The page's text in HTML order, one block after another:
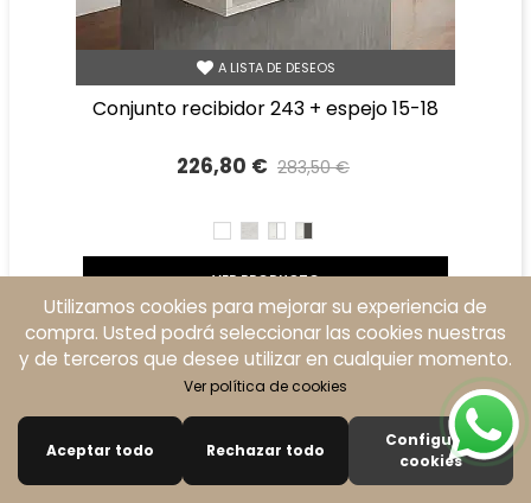
A LISTA DE DESEOS
conjunto recibidor 243 + espejo 15-18
226,80 € 283,50 €
BLANCO
TIBETTIBETTIBET
VER PRODUCTO
Descuento-20%
Buscar Carro
Utilizamos cookies para mejorar su experiencia de
compra. Usted podrá seleccionar las cookies nuestras
y de terceros que desee utilizar en cualquier momento.
Ver política de cookies
Aceptar todo Rechazar todo
Configurar
cookies